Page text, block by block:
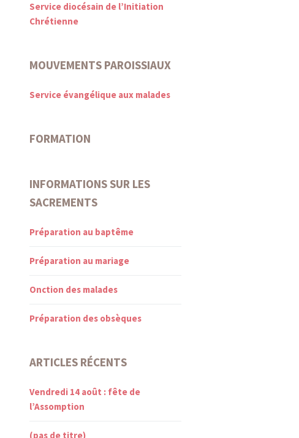
Service diocésain de l’Initiation
Chrétienne
MOUVEMENTS PAROISSIAUX
Service évangélique aux malades
FORMATION
INFORMATIONS SUR LES
SACREMENTS
Préparation au baptême
Préparation au mariage
Onction des malades
Préparation des obsèques
ARTICLES RÉCENTS
Vendredi 14 août : fête de
l’Assomption
(pas de titre)